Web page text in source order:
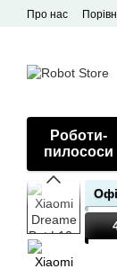
Перейти до
Про нас
Роботи-
пилососи